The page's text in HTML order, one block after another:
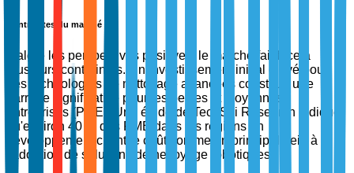
Contraintes du marché
Malgré les perspectives positives, le marché fait face à
plusieurs contraintes. Un investissement initial élevé pour
des technologies de nettoyage avancées constitue une
barrière significative pour les petites et moyennes
entreprises (PME). Une étude de TechSci Research indique
qu'environ 40 % des PME dans les régions en
développement citent le coût comme un principal frein à
l'adoption de solutions de nettoyage robotiques.